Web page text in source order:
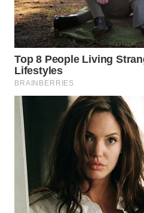
KARAWANG
WN
BEKASI
WN
BOGOR
DEPOK
WN
TAPANULI
UTARA